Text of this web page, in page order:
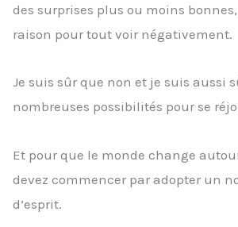
des surprises plus ou moins
raison pour tout voir négativement.
Je suis sûr que non et je suis aussi
nombreuses possibilités pour se
Et pour que le monde change
devez commencer par adopter un
d’esprit.